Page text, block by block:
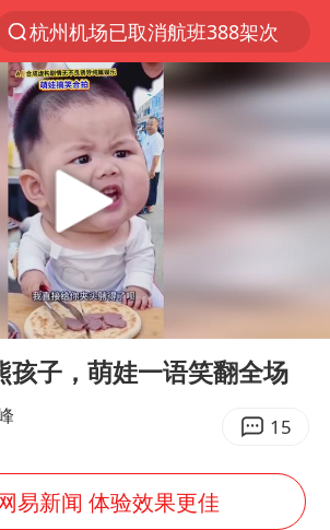
杭州机场已取消航班388架次
上半年我国经营主体结构持续优化
白海豚将给京津冀带来大暴雨
《披荆斩棘2026》阵容官宣
2025年小学教师减少13.19万
以军士兵把枪口对准中国记者
上门女婿出轨女邻居多年被判重婚罪
《龙餐馆》 冲奖
00:11
孩子，萌娃一语笑翻全场
15
易新闻 体验效果更佳